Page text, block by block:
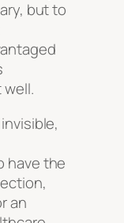
but to
have the
an